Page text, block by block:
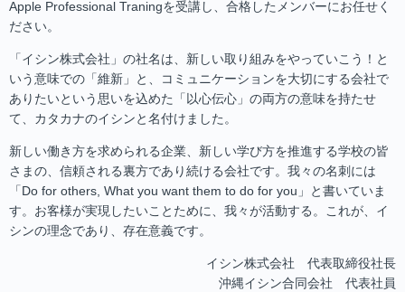
Apple Professional Traningを受講し、合格したメンバーにお任せく
ださい。
「イシン株式会社」の社名は、新しい取り組みをやっていこう！と
いう意味での「維新」と、コミュニケーションを大切にする会社で
ありたいという思いを込めた「以心伝心」の両方の意味を持たせ
て、カタカナのイシンと名付けました。
新しい働き方を求められる企業、新しい学び方を推進する学校の皆
さまの、信頼される裏方であり続ける会社です。我々の名刺には
「Do for others, What you want them to do for you」と書いていま
す。お客様が実現したいことために、我々が活動する。これが、イ
シンの理念であり、存在意義です。
イシン株式会社 代表取締役社長
沖縄イシン合同会社 代表社員